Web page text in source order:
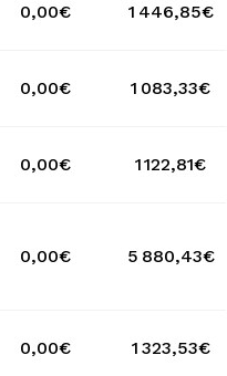
0,00€ 1 446,85€
0,00€ 1 083,33€
0,00€ 1 122,81€
0,00€ 5 880,43€
0,00€ 1 323,53€